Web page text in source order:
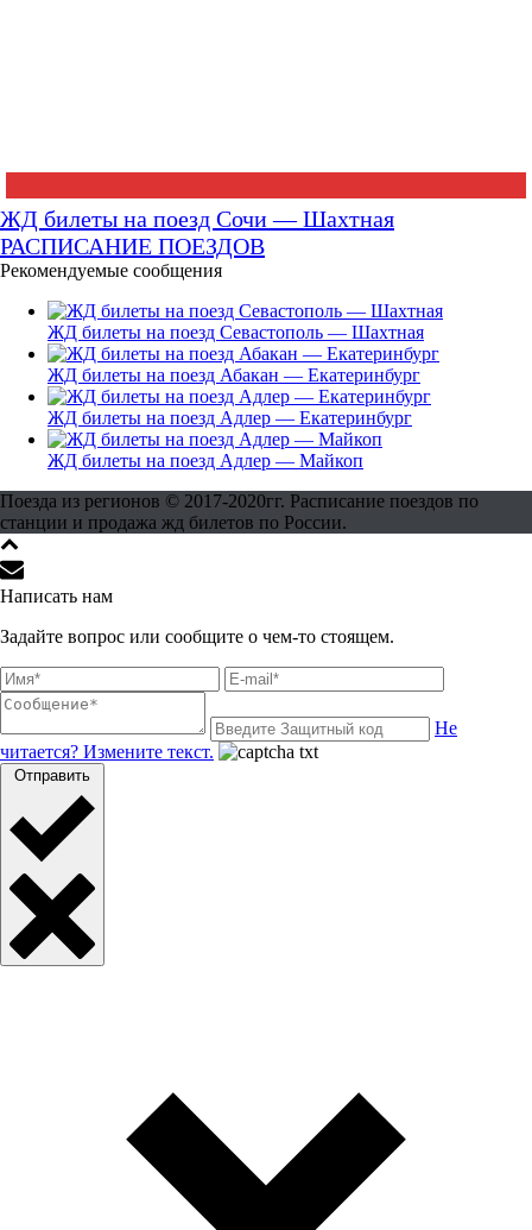
ЖД билеты на поезд Сочи — Шахтная
РАСПИСАНИЕ ПОЕЗДОВ
Рекомендуемые сообщения
ЖД билеты на поезд Севастополь — Шахтная
ЖД билеты на поезд Абакан — Екатеринбург
ЖД билеты на поезд Адлер — Екатеринбург
ЖД билеты на поезд Адлер — Майкоп
Поезда из регионов © 2017-2020гг. Расписание поездов по
станции и продажа жд билетов по России.
Написать нам
Задайте вопрос или сообщите о чем-то стоящем.
Не
читается? Измените текст.
Отправить